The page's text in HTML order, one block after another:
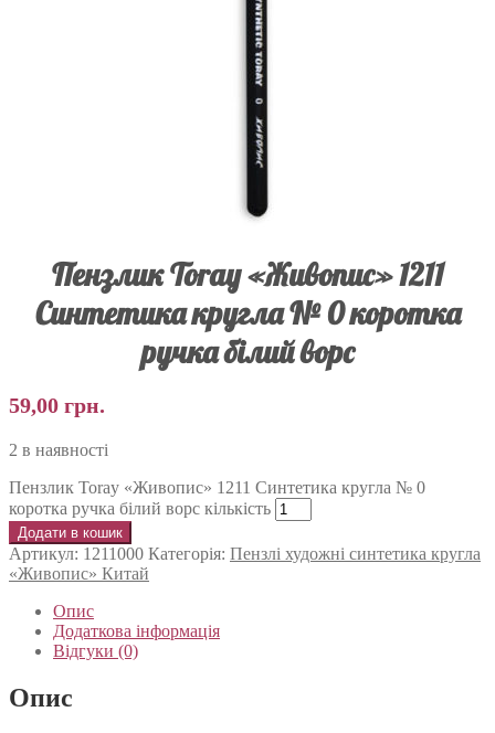
Пензлик Toray «Живопис» 1211
Синтетика кругла № 0 коротка
ручка білий ворс
59,00 грн.
2 в наявності
Пензлик Toray «Живопис» 1211 Синтетика кругла № 0
коротка ручка білий ворс кількість
Додати в кошик
Артикул: 1211000 Категорія: Пензлі художні синтетика кругла
«Живопис» Китай
Опис
Додаткова інформація
Відгуки (0)
Опис